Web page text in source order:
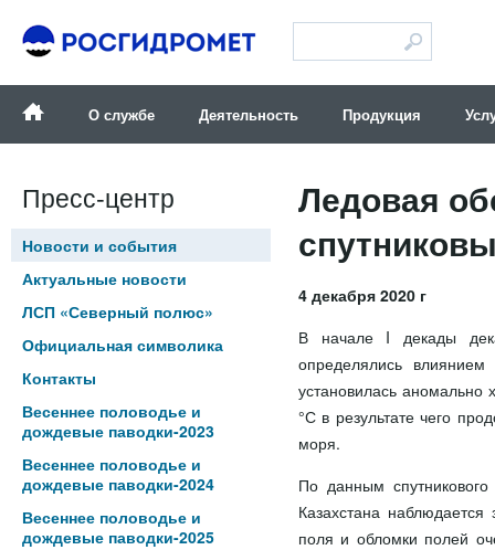
О службе Деятельность Продукция
Пресс-центр
Новости и события
Актуальные новости
ЛСП «Северный полюс»
Официальная символика
Контакты
Весеннее половодье и
дождевые паводки-2023
Весеннее половодье и
дождевые паводки-2024
Весеннее половодье и
дождевые паводки-2025
Ледовая
4 декабря 2020 г
В начале I декады
определялись
установилась аномально
°С в результате чего
моря.
По данным
Казахстана
поля и обломки полей